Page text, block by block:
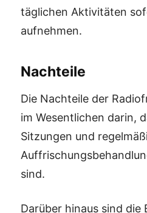
täglichen Aktivitäten
aufnehmen.
Nachteile
Die Nachteile der
im Wesentlichen darin,
Sitzungen und
sind.
Darüber hinaus sind die